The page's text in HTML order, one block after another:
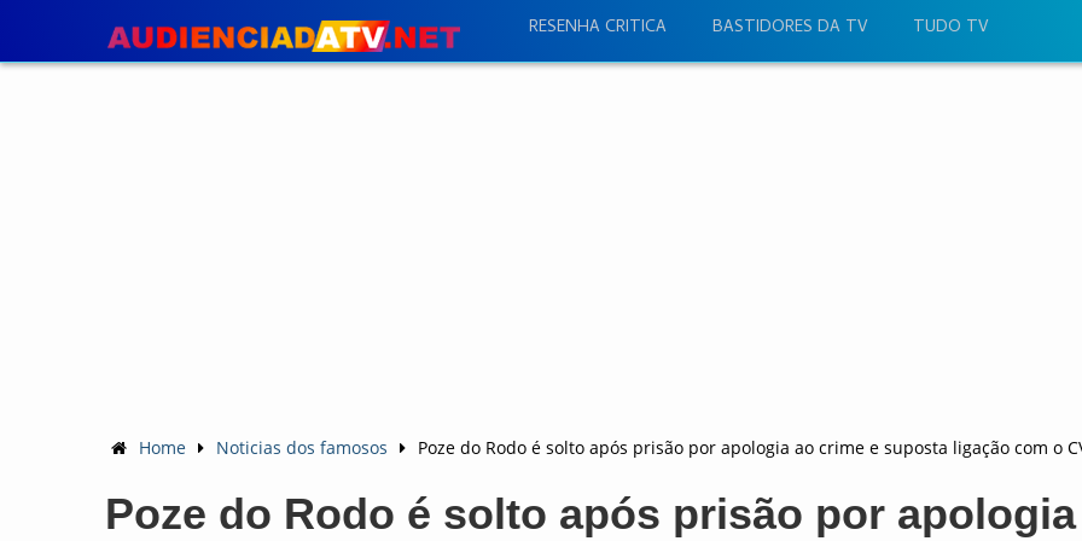
RESENHA CRITICA BASTIDORES DA TV TUDO TV
Home Noticias dos famosos Poze do Rodo é solto após prisão por apologia ao crime e suposta ligação com o
Poze do Rodo é solto após prisão por apologia